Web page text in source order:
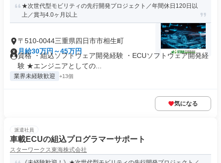
★次世代型モビリティの先行開発プロジェクト／年間休日120日以
上／賞与4.0ヶ月以上
〒510-0044三重県四日市市相生町
月給30万円～45万円
資格 ・組込ソフトウェア開発経験 ・ECUソフトウェア開発経
験 ★エンジニアとしての...
業界未経験歓迎 +13個
気になる
派遣社員
車載ECUの組込プログラマーサポート
スターワークス東海株式会社